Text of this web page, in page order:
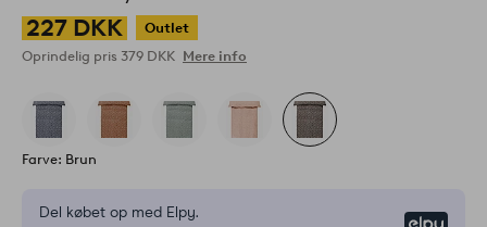
227 DKK
Outlet
Oprindelig pris 379 DKK Mere info
Farve: Brun
Del købet op med Elpy.